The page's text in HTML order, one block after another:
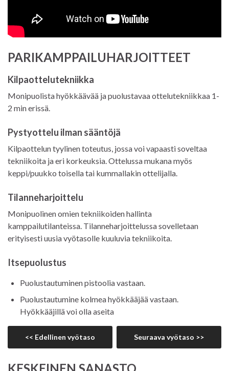
PARIKAMPPAILUHARJOITTEET
Kilpaottelutekniikka
Monipuolista hyökkäävää ja puolustavaa ottelutekniikkaa 1-
2 min erissä.
Pystyottelu ilman sääntöjä
Kilpaottelun tyylinen toteutus, jossa voi vapaasti soveltaa
tekniikoita ja eri korkeuksia. Ottelussa mukana myös
keppi/puukko toisella tai kummallakin ottelijalla.
Tilanneharjoittelu
Monipuolinen omien tekniikoiden hallinta
kamppailutilanteissa. Tilanneharjoittelussa sovelletaan
erityisesti uusia vyötasolle kuuluvia tekniikoita.
Itsepuolustus
Puolustautuminen pistoolia vastaan.
Puolustautumine kolmea hyökkääjää vastaan.
Hyökkääjillä voi olla aseita
<< Edellinen vyötaso Seuraava vyötaso >>